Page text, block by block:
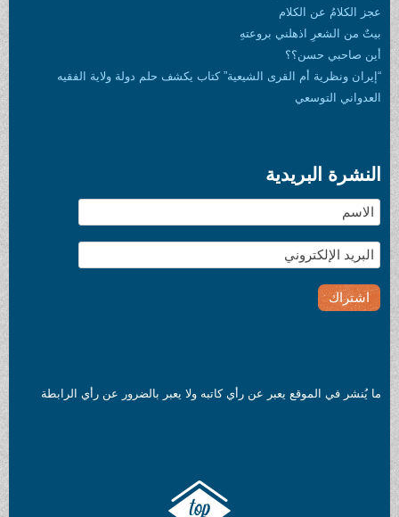
عجز الكلامُ عن الكلام
بيتٌ من الشعرِ اذهلني بروعتهِ
أين صاحبي حسن؟؟
“إيران ونظرية أم القرى الشيعية” كتاب يكشف حلم دولة ولاية الفقيه
العدواني التوسعي
النشرة البريدية
ما يُنشر في الموقع يعبر عن رأي كاتبه ولا يعبر بالضرور عن رأي الرابطة